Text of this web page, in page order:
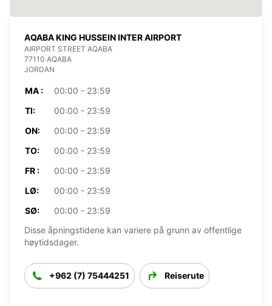
AQABA KING HUSSEIN INTER AIRPORT
AIRPORT STREET AQABA
77110 AQABA
JORDAN
MA :
00:00 - 23:59
TI:
00:00 - 23:59
ON:
00:00 - 23:59
TO:
00:00 - 23:59
FR :
00:00 - 23:59
LØ:
00:00 - 23:59
SØ:
00:00 - 23:59
Disse åpningstidene kan variere på grunn av offentlige
høytidsdager.
+962 (7) 75444251 Reiserute